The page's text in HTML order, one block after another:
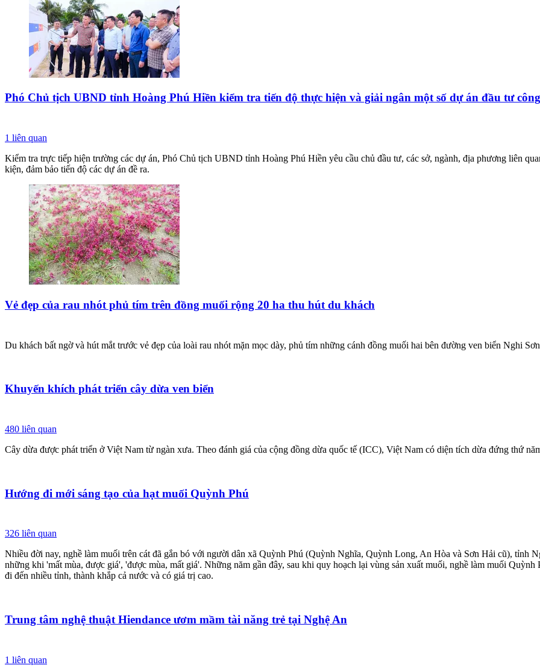
Phó Chủ tịch UBND tỉnh Hoàng Phú Hiền kiểm tra tiến độ thực hiện và giải ngân một số dự án đầu tư công
1 liên quan
Kiểm tra trực tiếp hiện trường các dự án, Phó Chủ tịch UBND tỉnh Hoàng Phú Hiền yêu cầu chủ đầu tư, các sở, ngành, địa phương liên
kiện, đảm bảo tiến độ các dự án đề ra.
Vẻ đẹp của rau nhót phủ tím trên đồng muối rộng 20 ha thu hút du khách
Du khách bất ngờ và hút mắt trước vẻ đẹp của loài rau nhót mặn mọc dày, phủ tím những cánh đồng muối hai bên đường ven biển Nghi
Khuyến khích phát triển cây dừa ven biển
480 liên quan
Cây dừa được phát triển ở Việt Nam từ ngàn xưa. Theo đánh giá của cộng đồng dừa quốc tế (ICC), Việt Nam có diện tích dừa đứng thứ
Hướng đi mới sáng tạo của hạt muối Quỳnh Phú
326 liên quan
Nhiều đời nay, nghề làm muối trên cát đã gắn bó với người dân xã Quỳnh Phú (Quỳnh Nghĩa, Quỳnh Long, An Hòa và Sơn Hải cũ), tỉnh
những khi 'mất mùa, được giá', 'được mùa, mất giá'. Những năm gần đây, sau khi quy hoạch lại vùng sản xuất muối, nghề làm muối
đi đến nhiều tỉnh, thành khắp cả nước và có giá trị cao.
Trung tâm nghệ thuật Hiendance ươm mầm tài năng trẻ tại Nghệ An
1 liên quan